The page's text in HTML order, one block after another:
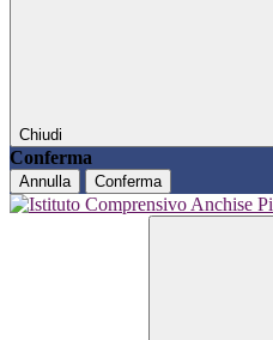
Chiudi
Conferma
Annulla Conferma